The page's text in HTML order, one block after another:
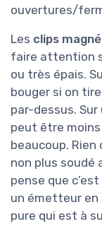
ouvertures/
Les clips
faire attention
ou très épais.
bouger si on
par-dessus.
peut être
beaucoup. Rien
non plus soudé
pense que
un émetteur en
pure qui est à